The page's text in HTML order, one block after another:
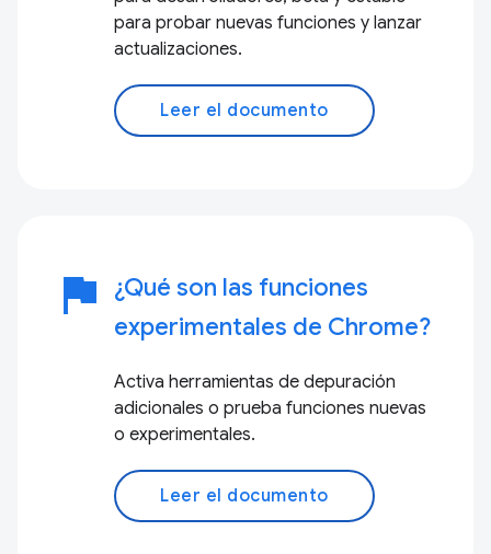
para probar nuevas funciones y lanzar
actualizaciones.
Leer el documento
flag
¿Qué son las funciones
experimentales de Chrome?
Activa herramientas de depuración
adicionales o prueba funciones nuevas
o experimentales.
Leer el documento